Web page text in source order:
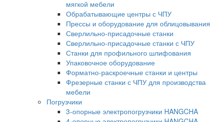
мягкой мебели
Обрабатывающие центры с ЧПУ
Прессы и оборудование для облицовывания
Сверлильно-присадочные станки
Сверлильно-присадочные станки с ЧПУ
Станки для профильного шлифования
Упаковочное оборудование
Форматно-раскроечные станки и центры
Фрезерные станки с ЧПУ для производства
мебели
Погрузчики
3-опорные электропогрузчики HANGCHA